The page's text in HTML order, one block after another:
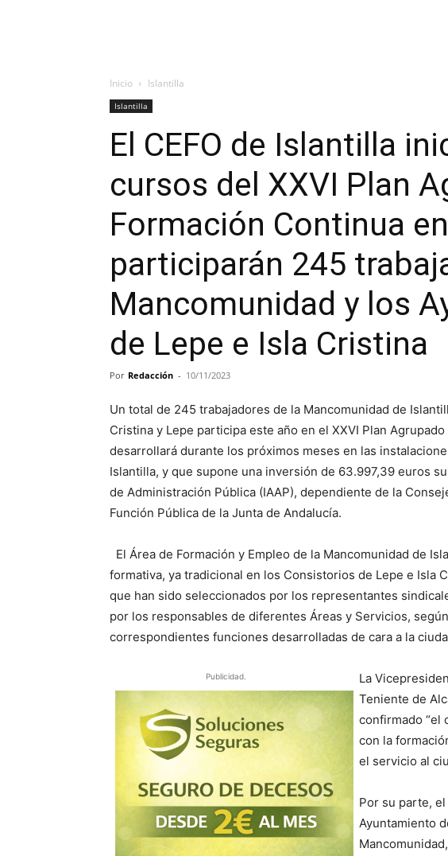
Inicio Islantilla
Islantilla
El CEFO de Islantilla
cursos del XXVI Plan
Formación Continua
participarán 245
Mancomunidad y los
de Lepe e Isla Cristina
Por Redacción - 10/11/2023
Un total de 245 trabajadores de la Mancomunidad de
Cristina y Lepe participa este año en el XXVI Plan
desarrollará durante los próximos meses en las
Islantilla, y que supone una inversión de 63.997,39 euros
de Administración Pública (IAAP), dependiente de la
Función Pública de la Junta de Andalucía.
El Área de Formación y Empleo de la Mancomunidad de
formativa, ya tradicional en los Consistorios de Lepe e Isla
que han sido seleccionados por los representantes
por los responsables de diferentes Áreas y Servicios,
correspondientes funciones desarrolladas de cara a la
Publicidad.
La
Teniente de
confirmado “el
con la
el servicio al
Por su parte,
Ayuntamiento